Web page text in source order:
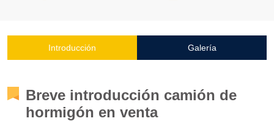
Introducción Galería
Breve introducción camión de
hormigón en venta